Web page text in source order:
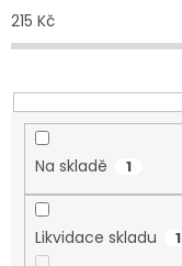
215 Kč
Na skladě 1
Likvidace skladu 1